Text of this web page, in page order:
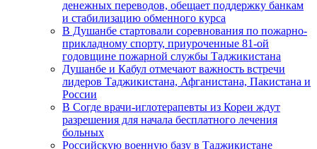
денежных переводов, обещает поддержку банкам
и стабилизацию обменного курса
В Душанбе стартовали соревнования по пожарно-
прикладному спорту, приуроченные 81-ой
годовщине пожарной службы Таджикистана
Душанбе и Кабул отмечают важность встречи
лидеров Таджикистана, Афганистана, Пакистана и
России
В Согде врачи-иглотерапевты из Кореи ждут
разрешения для начала бесплатного лечения
больных
Российскую военную базу в Таджикистане